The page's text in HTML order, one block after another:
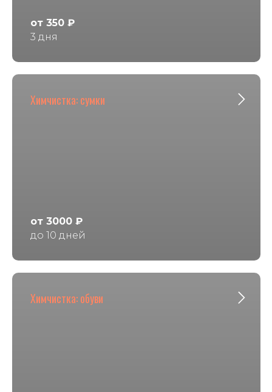
от 350 ₽
3 дня
Химчистка: сумки
от 3000 ₽
до 10 дней
Химчистка: обуви